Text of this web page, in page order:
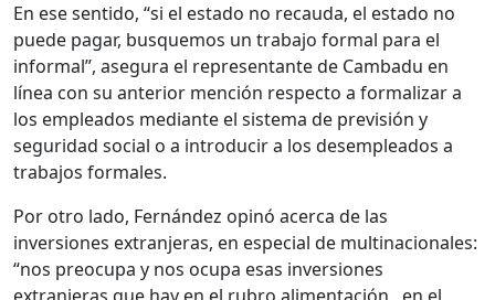
En ese sentido, “si el estado no recauda, el estado no
puede pagar, busquemos un trabajo formal para el
informal”, asegura el representante de Cambadu en
línea con su anterior mención respecto a formalizar a
los empleados mediante el sistema de previsión y
seguridad social o a introducir a los desempleados a
trabajos formales.
Por otro lado, Fernández opinó acerca de las
inversiones extranjeras, en especial de multinacionales:
“nos preocupa y nos ocupa esas inversiones